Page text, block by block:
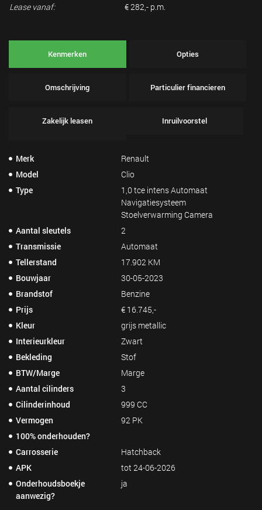
Lease vanaf: € 282,- p.m.
Kenmerken Opties
Omschrijving Particulier financieren
Zakelijk leasen Inruilvoorstel
Merk
Renault
Model
Clio
Type
1,0 tce intens Automaat
Navigatiesysteem
Stoelverwarming Camera
Aantal sleutels
2
Transmissie
Automaat
Tellerstand
17.902 KM
Bouwjaar
30-05-2023
Brandstof
Benzine
Prijs
€ 16.745,-
Kleur
grijs metallic
Interieurkleur
Zwart
Bekleding
Stof
BTW/Marge
Marge
Aantal cilinders
3
Cilinderinhoud
999 CC
Vermogen
92 PK
100% onderhouden?
Carrosserie
Hatchback
APK
tot 24-06-2026
Onderhoudsboekje
aanwezig?
ja